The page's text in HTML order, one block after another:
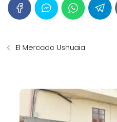
El Mercado Ushuaia